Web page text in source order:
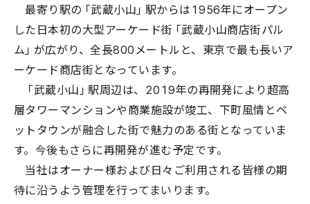
最寄り駅の「武蔵小山」駅からは1956年にオープン
した日本初の大型アーケード街「武蔵小山商店街パル
ム」が広がり、全長800メートルと、東京で最も長いア
ーケード商店街となっています。
「武蔵小山」駅周辺は、2019年の再開発により超高
層タワーマンションや商業施設が竣工、下町風情とベ
ットタウンが融合した街で魅力のある街となっていま
す。今後もさらに再開発が進む予定です。
当社はオーナー様および日々ご利用される皆様の期
待に沿うよう管理を行ってまいります。